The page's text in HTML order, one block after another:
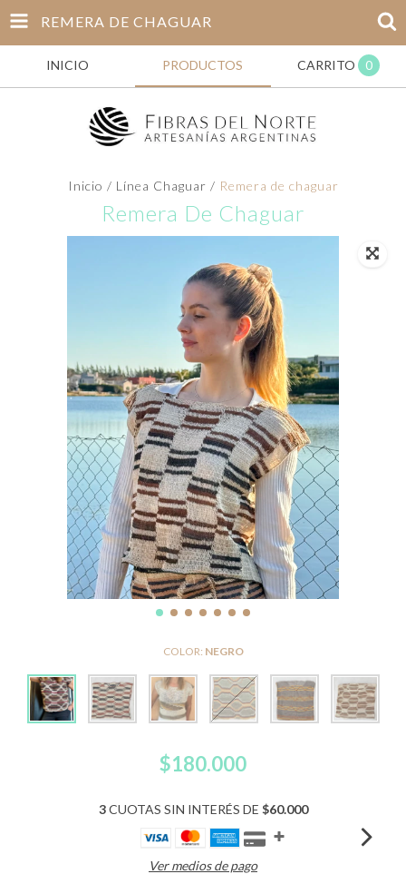
REMERA DE CHAGUAR
INICIO PRODUCTOS CARRITO 0
Inicio / Línea Chaguar / Remera de chaguar
Remera De Chaguar
COLOR: NEGRO
$180.000
3CUOTAS SIN INTERÉS DE $60.000
Ver medios de pago